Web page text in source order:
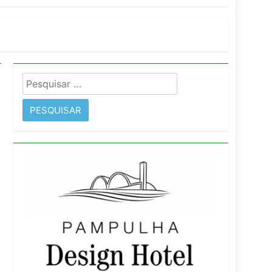
e fortalece infraestrutura
Pesquisar
por: